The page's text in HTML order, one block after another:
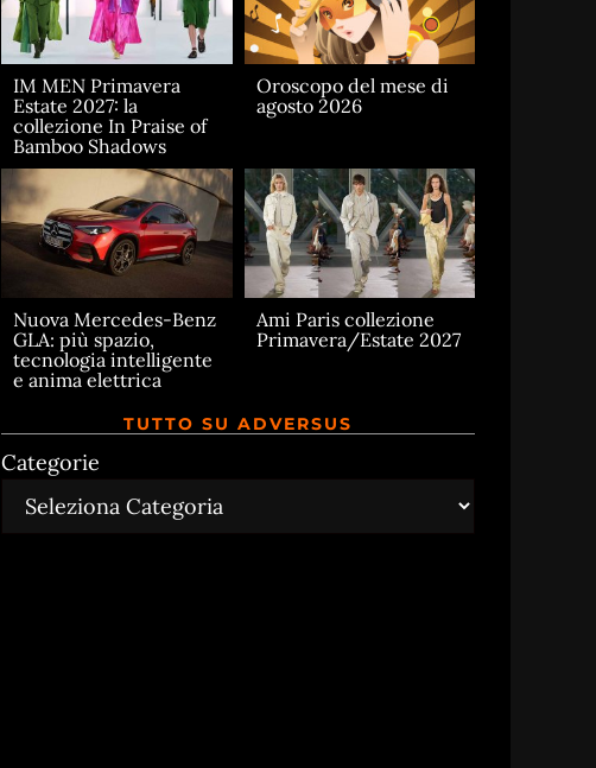
IM MEN Primavera
Estate 2027: la
collezione In Praise of
Bamboo Shadows
Oroscopo del mese di
agosto 2026
Nuova Mercedes-Benz
GLA: più spazio,
tecnologia intelligente
e anima elettrica
Ami Paris collezione
Primavera/Estate 2027
TUTTO SU ADVERSUS
Categorie